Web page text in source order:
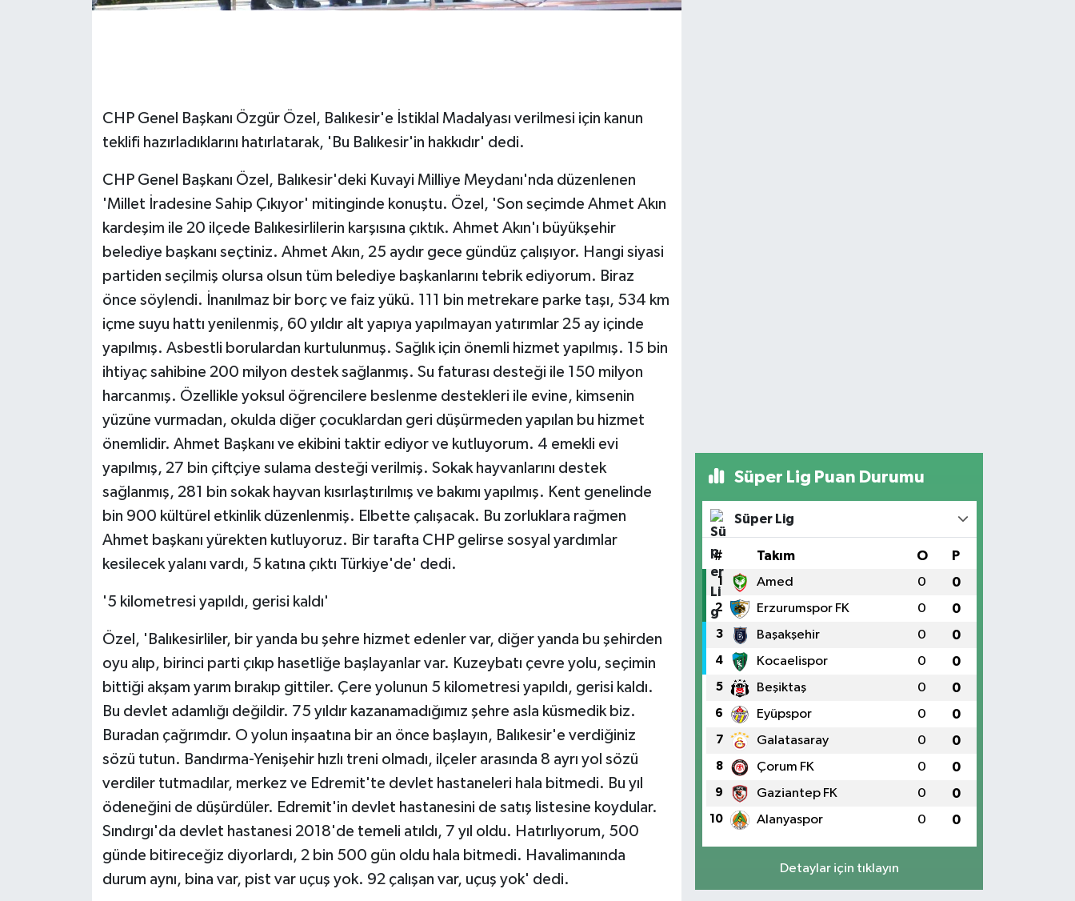
CHP Genel Başkanı Özgür Özel, Balıkesir'e İstiklal Madalyası verilmesi için kanun
teklifi hazırladıklarını hatırlatarak, 'Bu Balıkesir'in hakkıdır' dedi.
CHP Genel Başkanı Özel, Balıkesir'deki Kuvayi Milliye Meydanı'nda düzenlenen
'Millet İradesine Sahip Çıkıyor' mitinginde konuştu. Özel, 'Son seçimde Ahmet Akın
kardeşim ile 20 ilçede Balıkesirlilerin karşısına çıktık. Ahmet Akın'ı büyükşehir
belediye başkanı seçtiniz. Ahmet Akın, 25 aydır gece gündüz çalışıyor. Hangi siyasi
partiden seçilmiş olursa olsun tüm belediye başkanlarını tebrik ediyorum. Biraz
önce söylendi. İnanılmaz bir borç ve faiz yükü. 111 bin metrekare parke taşı, 534 km
içme suyu hattı yenilenmiş, 60 yıldır alt yapıya yapılmayan yatırımlar 25 ay içinde
yapılmış. Asbestli borulardan kurtulunmuş. Sağlık için önemli hizmet yapılmış. 15 bin
ihtiyaç sahibine 200 milyon destek sağlanmış. Su faturası desteği ile 150 milyon
harcanmış. Özellikle yoksul öğrencilere beslenme destekleri ile evine, kimsenin
yüzüne vurmadan, okulda diğer çocuklardan geri düşürmeden yapılan bu hizmet
önemlidir. Ahmet Başkanı ve ekibini taktir ediyor ve kutluyorum. 4 emekli evi
yapılmış, 27 bin çiftçiye sulama desteği verilmiş. Sokak hayvanlarını destek
sağlanmış, 281 bin sokak hayvan kısırlaştırılmış ve bakımı yapılmış. Kent genelinde
bin 900 kültürel etkinlik düzenlenmiş. Elbette çalışacak. Bu zorluklara rağmen
Ahmet başkanı yürekten kutluyoruz. Bir tarafta CHP gelirse sosyal yardımlar
kesilecek yalanı vardı, 5 katına çıktı Türkiye'de' dedi.
'5 kilometresi yapıldı, gerisi kaldı'
Özel, 'Balıkesirliler, bir yanda bu şehre hizmet edenler var, diğer yanda bu şehirden
oyu alıp, birinci parti çıkıp hasetliğe başlayanlar var. Kuzeybatı çevre yolu, seçimin
bittiği akşam yarım bırakıp gittiler. Çere yolunun 5 kilometresi yapıldı, gerisi kaldı.
Bu devlet adamlığı değildir. 75 yıldır kazanamadığımız şehre asla küsmedik biz.
Buradan çağrımdır. O yolun inşaatına bir an önce başlayın, Balıkesir'e verdiğiniz
sözü tutun. Bandırma-Yenişehir hızlı treni olmadı, ilçeler arasında 8 ayrı yol sözü
verdiler tutmadılar, merkez ve Edremit'te devlet hastaneleri hala bitmedi. Bu yıl
ödeneğini de düşürdüler. Edremit'in devlet hastanesini de satış listesine koydular.
Sındırgı'da devlet hastanesi 2018'de temeli atıldı, 7 yıl oldu. Hatırlıyorum, 500
günde bitireceğiz diyorlardı, 2 bin 500 gün oldu hala bitmedi. Havalimanında
durum aynı, bina var, pist var uçuş yok. 92 çalışan var, uçuş yok' dedi.
Süper Lig Puan Durumu
Süper Lig
# Takım O P
1 Amed 0 0
2 Erzurumspor FK 0 0
3 Başakşehir 0 0
4 Kocaelispor 0 0
5 Beşiktaş 0 0
6 Eyüpspor 0 0
7 Galatasaray 0 0
8 Çorum FK 0 0
9 Gaziantep FK 0 0
10 Alanyaspor 0 0
Detaylar için tıklayın
Jandarma
KÜLTÜR SANAT
MAGAZİN
Otomobil
POLİTİKA
SPOR HABERLERİ
ÜLKE GÜNDEMİ
Yerel Haberler